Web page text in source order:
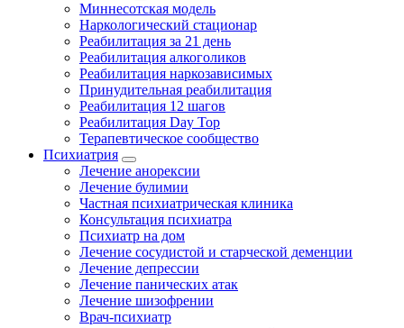
Миннесотская модель
Наркологический стационар
Реабилитация за 21 день
Реабилитация алкоголиков
Реабилитация наркозависимых
Принудительная реабилитация
Реабилитация 12 шагов
Реабилитация Day Top
Терапевтическое сообщество
Психиатрия
Лечение анорексии
Лечение булимии
Частная психиатрическая клиника
Консультация психиатра
Психиатр на дом
Лечение сосудистой и старческой деменции
Лечение депрессии
Лечение панических атак
Лечение шизофрении
Врач-психиатр